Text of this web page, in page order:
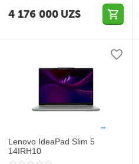
4 176 000 UZS
Lenovo IdeaPad Slim 5
14IRH10